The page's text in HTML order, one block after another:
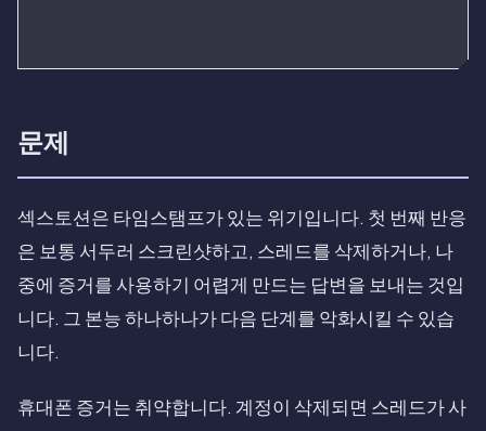
문제
섹스토션은 타임스탬프가 있는 위기입니다. 첫 번째 반응
은 보통 서두러 스크린샷하고, 스레드를 삭제하거나, 나
중에 증거를 사용하기 어렵게 만드는 답변을 보내는 것입
니다. 그 본능 하나하나가 다음 단계를 악화시킬 수 있습
니다.
휴대폰 증거는 취약합니다. 계정이 삭제되면 스레드가 사